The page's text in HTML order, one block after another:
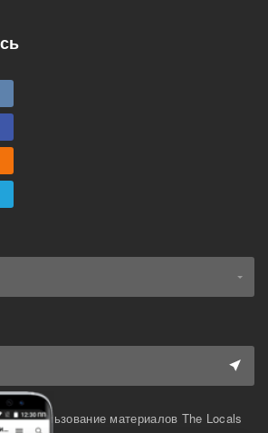
Использование материалов The Locals